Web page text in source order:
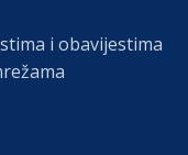
i obavijestima